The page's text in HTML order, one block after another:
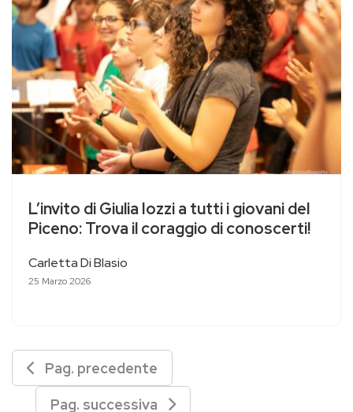
L’invito di Giulia Iozzi a tutti i giovani del
Piceno: Trova il coraggio di conoscerti!
Carletta Di Blasio
25 Marzo 2026
Pag. precedente
Pag. successiva